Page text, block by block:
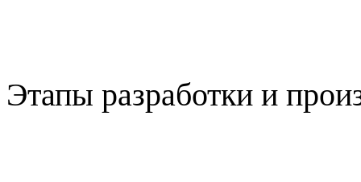
Этапы разработки и